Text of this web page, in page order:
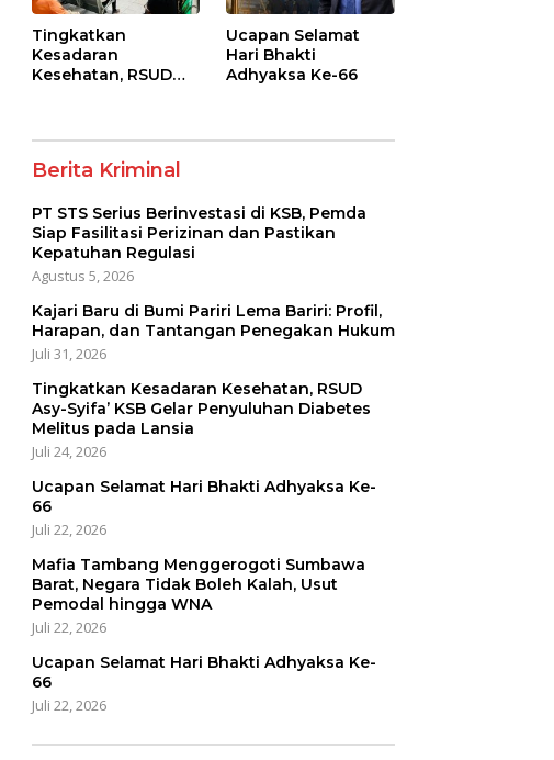
Tingkatkan
Kesadaran
Kesehatan, RSUD
Ucapan Selamat
Hari Bhakti
Adhyaksa Ke-66
Berita Kriminal
PT STS Serius Berinvestasi di KSB, Pemda
Siap Fasilitasi Perizinan dan Pastikan
Kepatuhan Regulasi
Agustus 5, 2026
Kajari Baru di Bumi Pariri Lema Bariri: Profil,
Harapan, dan Tantangan Penegakan Hukum
Juli 31, 2026
Tingkatkan Kesadaran Kesehatan, RSUD
Asy-Syifa’ KSB Gelar Penyuluhan Diabetes
Melitus pada Lansia
Juli 24, 2026
Ucapan Selamat Hari Bhakti Adhyaksa Ke-
66
Juli 22, 2026
Mafia Tambang Menggerogoti Sumbawa
Barat, Negara Tidak Boleh Kalah, Usut
Pemodal hingga WNA
Juli 22, 2026
Ucapan Selamat Hari Bhakti Adhyaksa Ke-
66
Juli 22, 2026